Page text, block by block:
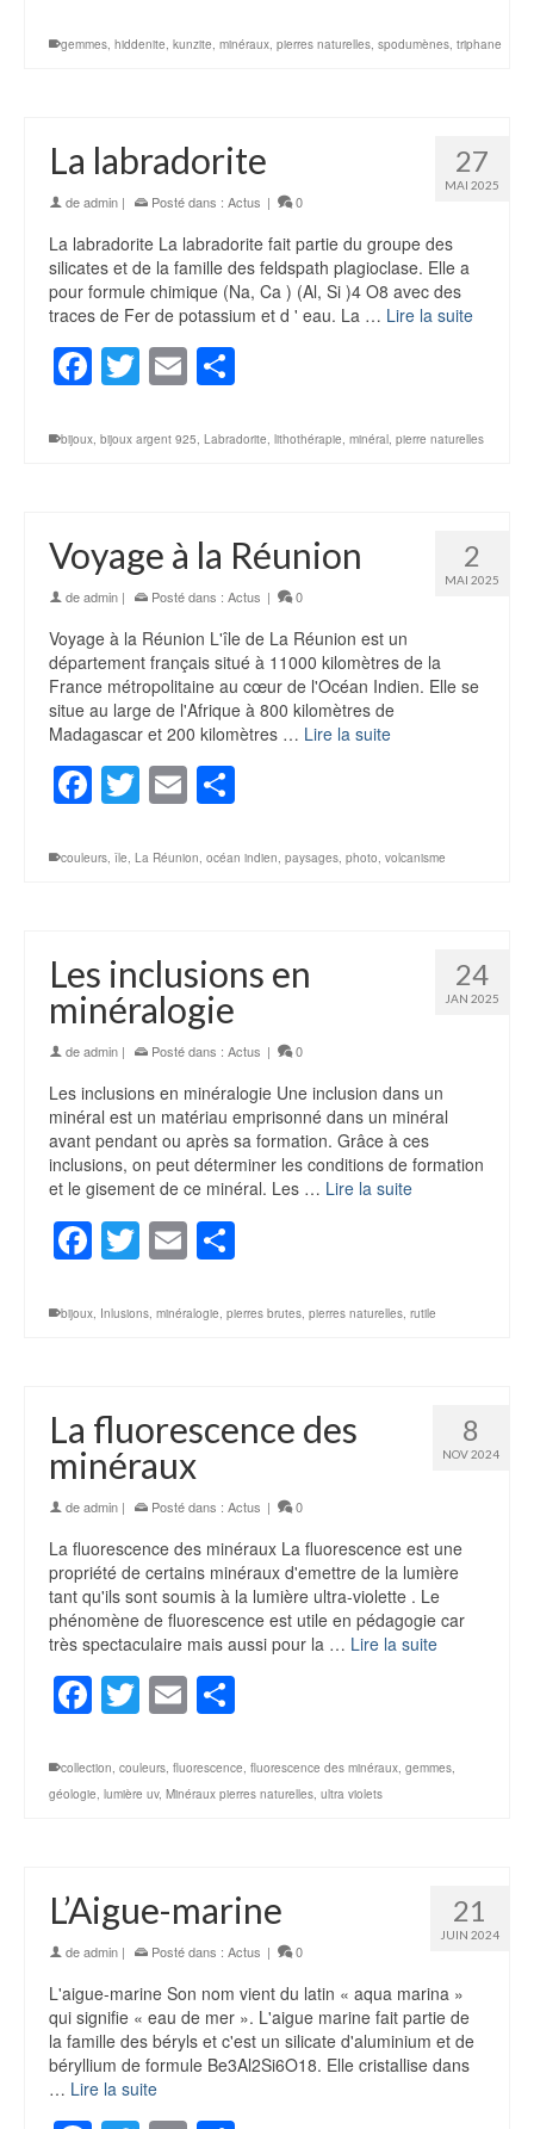
gemmes hiddenite kunzite minéraux pierres naturelles spodumènes triphane
27
MAI 2025
La labradorite
deadmin | Posté dans : Actus | 0
La labradorite La labradorite fait partie du groupe des
silicates et de la famille des feldspath plagioclase. Elle a
pour formule chimique (Na, Ca ) (Al, Si )4 O8 avec des
traces de Fer de potassium et d ' eau. La … Lire la suite
Facebook
Twitter
Email
bijoux, bijoux argent 925, Labradorite, lithothérapie, minéral, pierre naturelles
2
MAI 2025
Voyage à la Réunion
deadmin | Posté dans : Actus | 0
Voyage à la Réunion L'île de La Réunion est un
département français situé à 11000 kilomètres de la
France métropolitaine au cœur de l'Océan Indien. Elle se
situe au large de l'Afrique à 800 kilomètres de
Madagascar et 200 kilomètres … Lire la suite
Facebook
Twitter
Email
couleurs, île, La Réunion, océan indien, paysages, photo, volcanisme
24
JAN 2025
Les inclusions en
minéralogie
deadmin | Posté dans : Actus | 0
Les inclusions en minéralogie Une inclusion dans un
minéral est un matériau emprisonné dans un minéral
avant pendant ou après sa formation. Grâce à ces
inclusions, on peut déterminer les conditions de formation
et le gisement de ce minéral. Les … Lire la suite
Facebook
Twitter
Email
bijoux Inlusions minéralogie pierres brutes pierres naturelles rutile
8
NOV 2024
La fluorescence des
minéraux
deadmin | Posté dans : Actus | 0
La fluorescence des minéraux La fluorescence est une
propriété de certains minéraux d'emettre de la lumière
tant qu'ils sont soumis à la lumière ultra-violette . Le
phénomène de fluorescence est utile en pédagogie car
très spectaculaire mais aussi pour la … Lire la suite
Facebook
Twitter
Email
collection, couleurs, fluorescence, fluorescence des minéraux, gemmes,
géologie, lumière uv, Minéraux pierres naturelles, ultra violets
21
JUIN 2024
L’Aigue-marine
deadmin | Posté dans : Actus | 0
L'aigue-marine Son nom vient du latin « aqua marina »
qui signifie « eau de mer ». L'aigue marine fait partie de
la famille des béryls et c'est un silicate d'aluminium et de
béryllium de formule Be3Al2Si6O18. Elle cristallise dans
… Lire la suite